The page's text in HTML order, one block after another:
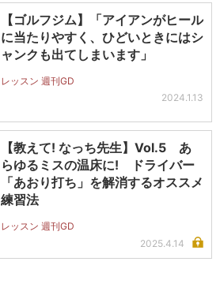
【ゴルフジム】「アイアンがヒール
に当たりやすく、ひどいときにはシ
ャンクも出てしまいます」
レッスン 週刊GD
2024.1.13
【教えて! なっち先生】Vol.5 あ
らゆるミスの温床に! ドライバー
「あおり打ち」を解消するオススメ
練習法
レッスン 週刊GD
2025.4.14